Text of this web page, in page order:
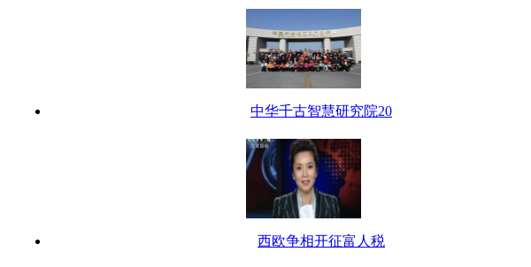
中华千古智慧研究院20
西欧争相开征富人税